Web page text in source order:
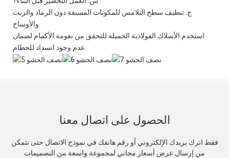
ج: تنظيف سطح التلامس للمكونات المسبقة دون الرماد والزيت
والأوساخ.
استخدم الأسلاك الفولاذية الجميلة للتحقق من نعومة الأكمام لضمان
عدم وجود انسداد للحطام.
الحصول على اتصال معنا
فقط اترك بريدك الإلكتروني أو رقم هاتفك في نموذج الاتصال حتى نتمكن
من إرسال عرض أسعار مجاني لمجموعة واسعة من التصميمات